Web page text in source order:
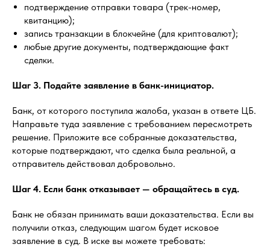
подтверждение отправки товара (трек-номер,
квитанцию);
запись транзакции в блокчейне (для криптовалют);
любые другие документы, подтверждающие факт
сделки.
Шаг 3. Подайте заявление в банк-инициатор.
Банк, от которого поступила жалоба, указан в ответе ЦБ.
Направьте туда заявление с требованием пересмотреть
решение. Приложите все собранные доказательства,
которые подтверждают, что сделка была реальной, а
отправитель действовал добровольно.
Шаг 4. Если банк отказывает — обращайтесь в суд.
Банк не обязан принимать ваши доказательства. Если вы
получили отказ, следующим шагом будет исковое
заявление в суд. В иске вы можете требовать: